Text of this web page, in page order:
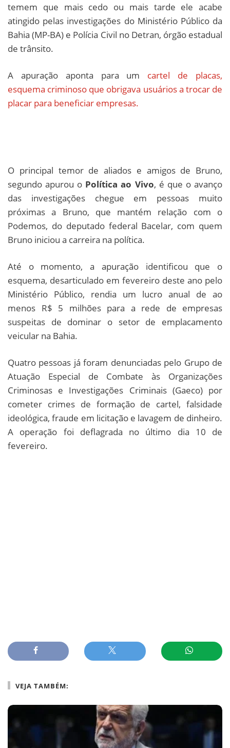
temem que mais cedo ou mais tarde ele acabe
atingido pelas investigações do Ministério Público da
Bahia (MP-BA) e Polícia Civil no Detran, órgão estadual
de trânsito.
A apuração aponta para um cartel de placas,
esquema criminoso que obrigava usuários a trocar de
placar para beneficiar empresas.
O principal temor de aliados e amigos de Bruno,
segundo apurou o Política ao Vivo, é que o avanço
das investigações chegue em pessoas muito
próximas a Bruno, que mantém relação com o
Podemos, do deputado federal Bacelar, com quem
Bruno iniciou a carreira na política.
Até o momento, a apuração identificou que o
esquema, desarticulado em fevereiro deste ano pelo
Ministério Público, rendia um lucro anual de ao
menos R$ 5 milhões para a rede de empresas
suspeitas de dominar o setor de emplacamento
veicular na Bahia.
Quatro pessoas já foram denunciadas pelo Grupo de
Atuação Especial de Combate às Organizações
Criminosas e Investigações Criminais (Gaeco) por
cometer crimes de formação de cartel, falsidade
ideológica, fraude em licitação e lavagem de dinheiro.
A operação foi deflagrada no último dia 10 de
fevereiro.
VEJA TAMBÉM: